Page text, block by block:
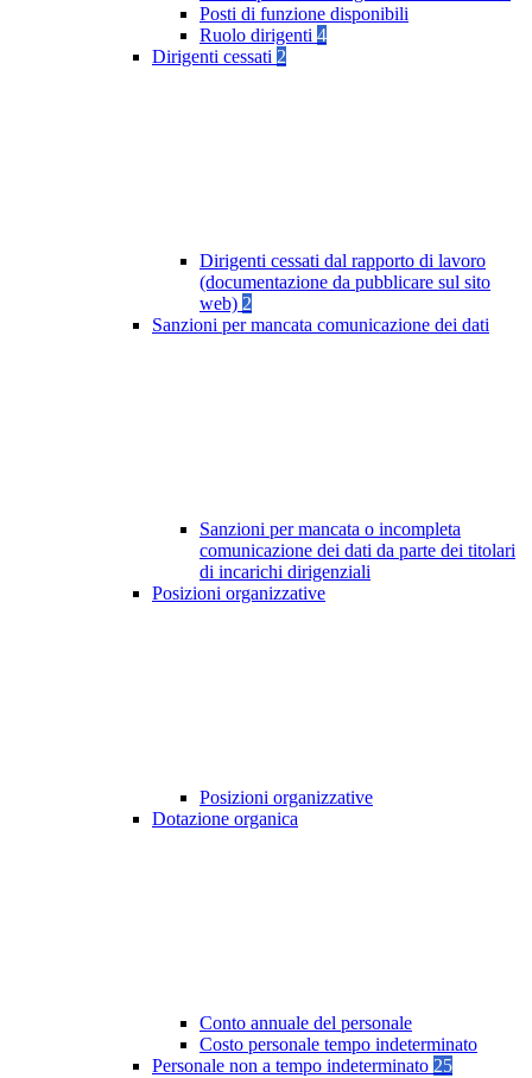
Posti di funzione disponibili
Ruolo dirigenti 4
Dirigenti cessati 2
Dirigenti cessati dal rapporto di lavoro
(documentazione da pubblicare sul sito
web) 2
Sanzioni per mancata comunicazione dei dati
Sanzioni per mancata o incompleta
comunicazione dei dati da parte dei titolari
di incarichi dirigenziali
Posizioni organizzative
Posizioni organizzative
Dotazione organica
Conto annuale del personale
Costo personale tempo indeterminato
Personale non a tempo indeterminato 25